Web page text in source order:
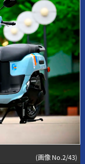
(画像 No.2/43)